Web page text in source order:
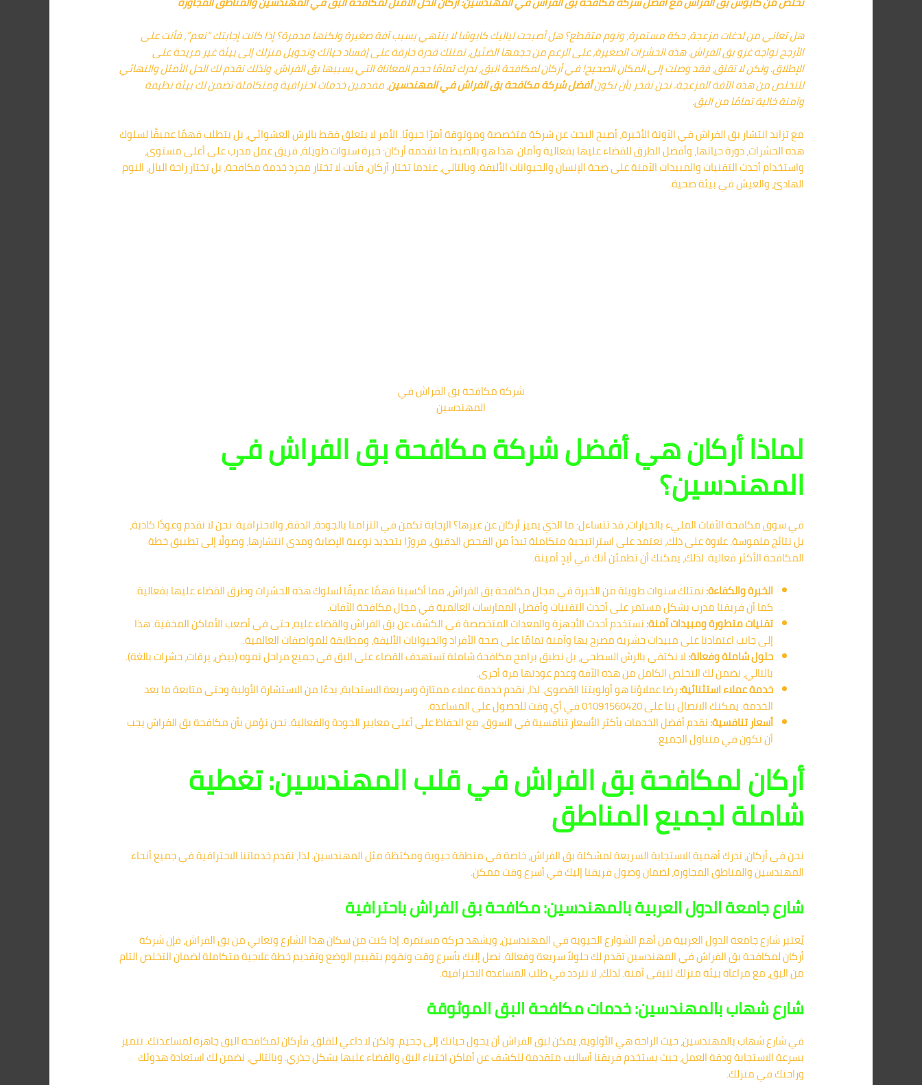
هل تعاني من لدغات مزعجة، حكة مستمرة، ونوم متقطع؟ هل أصبحت لياليك كابوسًا لا ينتهي بسبب آفة صغيرة ولكنها مدمرة؟ إذا كانت إجابتك “نعم”، فأنت على
الأرجح تواجه غزو بق الفراش. هذه الحشرات الصغيرة، على الرغم من حجمها الضئيل، تمتلك قدرة خارقة على إفساد حياتك وتحويل منزلك إلى بيئة غير مريحة على
الإطلاق. ولكن لا تقلق، فقد وصلت إلى المكان الصحيح! في أركان لمكافحة البق، ندرك تمامًا حجم المعاناة التي يسببها بق الفراش، ولذلك نقدم لك الحل الأمثل والنهائي
للتخلص من هذه الآفة المزعجة. نحن نفخر بأن نكونأفضل شركة مكافحةبق الفراشفيالمهندسين، مقدمين خدمات احترافية ومتكاملة تضمن لك بيئة نظيفة
وآمنة خالية تمامًا من البق.
مع تزايد انتشار بق الفراش في الآونة الأخيرة، أصبح البحث عن شركة متخصصة وموثوقة أمرًا حيويًا. الأمر لا يتعلق فقط بالرش العشوائي، بل يتطلب فهمًا عميقًا لسلوك
هذه الحشرات، دورة حياتها، وأفضل الطرق للقضاء عليها بفعالية وأمان. هذا هو بالضبط ما تقدمه أركان: خبرة سنوات طويلة، فريق عمل مدرب على أعلى مستوى،
واستخدام أحدث التقنيات والمبيدات الآمنة على صحة الإنسان والحيوانات الأليفة. وبالتالي، عندما تختار أركان، فأنت لا تختار مجرد خدمة مكافحة، بل تختار راحة البال، النوم
الهادئ، والعيش في بيئة صحية.
شركة مكافحة بق الفراش في
المهندسين
لماذا أركان هي أفضل شركة مكافحة بق الفراش في
المهندسين؟
في سوق مكافحة الآفات المليء بالخيارات، قد تتساءل: ما الذي يميز أركان عن غيرها؟ الإجابة تكمن في التزامنا بالجودة، الدقة، والاحترافية. نحن لا نقدم وعودًا كاذبة،
بل نتائج ملموسة. علاوة على ذلك، نعتمد على استراتيجية متكاملة تبدأ من الفحص الدقيق، مرورًا بتحديد نوعية الإصابة ومدى انتشارها، وصولًا إلى تطبيق خطة
المكافحة الأكثر فعالية. لذلك، يمكنك أن تطمئن أنك في أيدٍ أمينة.
الخبرة والكفاءة:نمتلك سنوات طويلة من الخبرة في مجال مكافحة بق الفراش، مما أكسبنا فهمًا عميقًا لسلوك هذه الحشرات وطرق القضاء عليها بفعالية.
كما أن فريقنا مدرب بشكل مستمر على أحدث التقنيات وأفضل الممارسات العالمية في مجال مكافحة الآفات.
تقنيات متطورة ومبيدات آمنة:نستخدم أحدث الأجهزة والمعدات المتخصصة في الكشف عن بق الفراش والقضاء عليه، حتى في أصعب الأماكن المخفية. هذا
إلى جانب اعتمادنا على مبيدات حشرية مصرح بها وآمنة تمامًا على صحة الأفراد والحيوانات الأليفة، ومطابقة للمواصفات العالمية.
حلول شاملة وفعالة:لا نكتفي بالرش السطحي، بل نطبق برامج مكافحة شاملة تستهدف القضاء على البق في جميع مراحل نموه (بيض، يرقات، حشرات بالغة).
بالتالي، نضمن لك التخلص الكامل من هذه الآفة وعدم عودتها مرة أخرى.
خدمة عملاء استثنائية:رضا عملاؤنا هو أولويتنا القصوى. لذا، نقدم خدمة عملاء ممتازة وسريعة الاستجابة، بدءًا من الاستشارة الأولية وحتى متابعة ما بعد
الخدمة. يمكنك الاتصال بنا على 01091560420 في أي وقت للحصول على المساعدة.
أسعار تنافسية:نقدم أفضل الخدمات بأكثر الأسعار تنافسية في السوق، مع الحفاظ على أعلى معايير الجودة والفعالية. نحن نؤمن بأن مكافحة بق الفراش يجب
أن تكون في متناول الجميع.
أركان لمكافحة بق الفراش في قلب المهندسين: تغطية
شاملة لجميع المناطق
نحن في أركان، ندرك أهمية الاستجابة السريعة لمشكلة بق الفراش، خاصة في منطقة حيوية ومكتظة مثل المهندسين. لذا، نقدم خدماتنا الاحترافية في جميع أنحاء
المهندسين والمناطق المجاورة، لضمان وصول فريقنا إليك في أسرع وقت ممكن.
شارع جامعة الدول العربية بالمهندسين: مكافحة بق الفراش باحترافية
يُعتبر شارع جامعة الدول العربية من أهم الشوارع الحيوية في المهندسين، ويشهد حركة مستمرة. إذا كنت من سكان هذا الشارع وتعاني من بق الفراش، فإن شركة
أركان لمكافحة بق الفراش في المهندسين تقدم لك حلولاً سريعة وفعالة. نصل إليك بأسرع وقت ونقوم بتقييم الوضع وتقديم خطة علاجية متكاملة لضمان التخلص التام
من البق، مع مراعاة بيئة منزلك لتبقى آمنة. لذلك، لا تتردد في طلب المساعدة الاحترافية.
شارع شهاب بالمهندسين: خدمات مكافحة البق الموثوقة
في شارع شهاب بالمهندسين، حيث الراحة هي الأولوية، يمكن لبق الفراش أن يحول حياتك إلى جحيم. ولكن لا داعي للقلق، فأركان لمكافحة البق جاهزة لمساعدتك. نتميز
بسرعة الاستجابة ودقة العمل، حيث يستخدم فريقنا أساليب متقدمة للكشف عن أماكن اختباء البق والقضاء عليها بشكل جذري. وبالتالي، نضمن لك استعادة هدوئك
وراحتك في منزلك.